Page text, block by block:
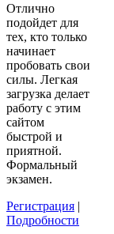
Отлично
подойдет для
тех, кто только
начинает
пробовать свои
силы. Легкая
загрузка делает
работу с этим
сайтом
быстрой и
приятной.
Формальный
экзамен.
Регистрация |
Подробности